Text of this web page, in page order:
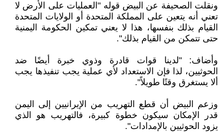
ونقلت الصحيفة عن البيض قوله "العمليات على الأرض لا
تعني أنه يتعين على المملكة المتحدة أو الولايات المتحدة
القيام بذلك بنفسها، هذا لا يعني تمكين الحكومة اليمنية
حتى تتمكن من القيام بذلك".
وأضاف: "لدينا قوات قادرة وذوي خبرة أيضًا ضد
الحوثيين، لذا فإن الاستعداد لأي عملية يجب تنفيذها يجب
ألا يستغرق وقتًا طويلاً".
وزعم البيض أن قطع التهريب من الإيرانيين إلى اليمن
قدر الإمكان سيكون خطوة كبيرة، فالتهريب هو الذي
يزود الحوثيين بالإمدادات".